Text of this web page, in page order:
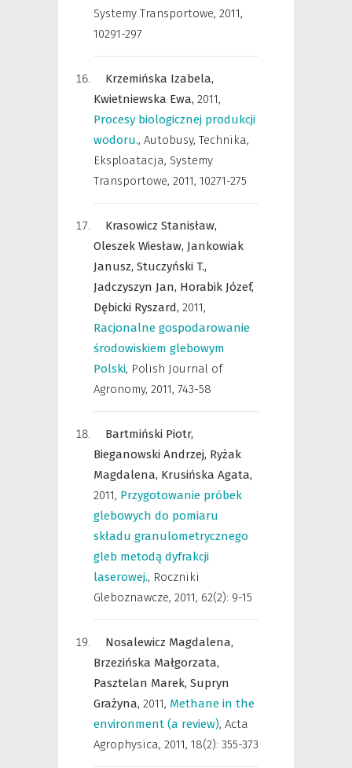
Systemy Transportowe, 2011,
10291-297
Krzemińska Izabela,
Kwietniewska Ewa, 2011,
Procesy biologicznej produkcji
wodoru., Autobusy, Technika,
Eksploatacja, Systemy
Transportowe, 2011, 10271-275
Krasowicz Stanisław,
Oleszek Wiesław, Jankowiak
Janusz, Stuczyński T.,
Jadczyszyn Jan, Horabik Józef,
Dębicki Ryszard, 2011,
Racjonalne gospodarowanie
środowiskiem glebowym
Polski, Polish Journal of
Agronomy, 2011, 743-58
Bartmiński Piotr,
Bieganowski Andrzej, Ryżak
Magdalena, Krusińska Agata,
2011, Przygotowanie próbek
glebowych do pomiaru
składu granulometrycznego
gleb metodą dyfrakcji
laserowej., Roczniki
Gleboznawcze, 2011, 62(2): 9-15
Nosalewicz Magdalena,
Brzezińska Małgorzata,
Pasztelan Marek, Supryn
Grażyna, 2011, Methane in the
environment (a review), Acta
Agrophysica, 2011, 18(2): 355-373